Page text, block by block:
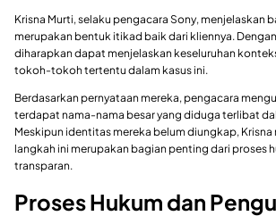
Krisna Murti, selaku pengacara Sony, menjelaskan
merupakan bentuk itikad baik dari kliennya.
diharapkan dapat menjelaskan keseluruhan
tokoh-tokoh tertentu dalam kasus ini.
Berdasarkan pernyataan mereka, pengacara
terdapat nama-nama besar yang diduga terlibat
Meskipun identitas mereka belum diungkap,
langkah ini merupakan bagian penting dari proses
transparan.
Proses Hukum dan